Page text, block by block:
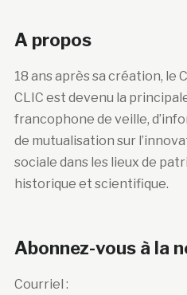
A propos
18 ans après sa création, le
CLIC est devenu la
francophone de veille,
de mutualisation sur
sociale dans les lieux de
historique et scientifique.
Abonnez-vous à la
Courriel :